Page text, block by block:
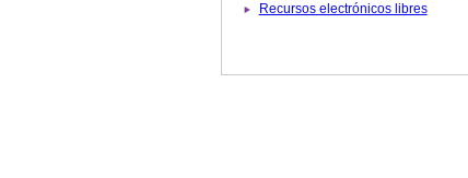
Recursos electrónicos libres